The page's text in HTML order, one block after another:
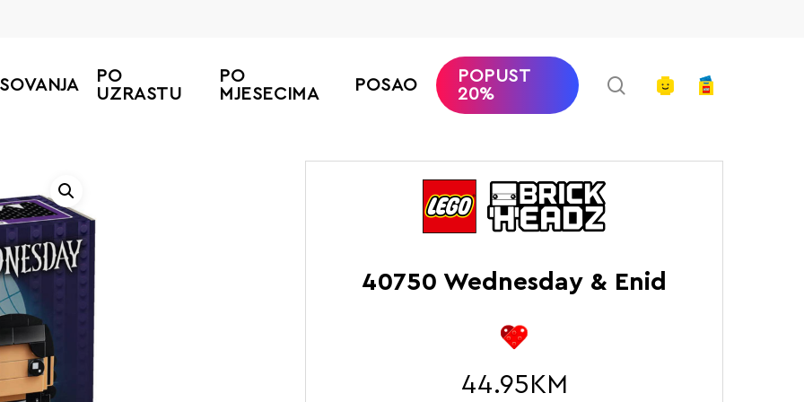
PO
UZRASTU
PO
MJESECIMA
POSAO
POPUST
20%
searchaccount
40750 Wednesday & Enid
44.95 KM